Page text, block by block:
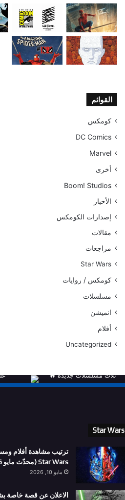
القوائم
كومكس
DC Comics
Marvel
أخرى
Boom! Studios
الأخبار
إصدارات الكومكس
مقالات
مراجعات
Star Wars
كومكس / روايات
مسلسلات
انميشن
أفلام
Uncategorized
Star Wars
ترتيب مشاهدة أفلام
Star Wars (محدّث مايو 2026)
مايو 10, 2026
الاعلان عن قصة خاصة